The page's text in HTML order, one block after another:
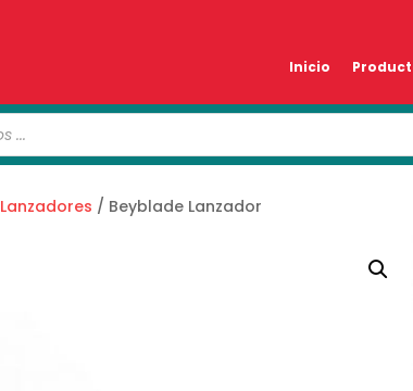
Inicio
Lanzadores / Beyblade Lanzador